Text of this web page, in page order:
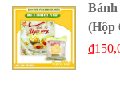
Bánh
(Hộp
₫